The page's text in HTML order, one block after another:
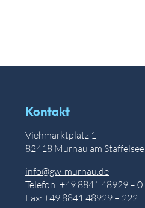
Kontakt
Viehmarktplatz 1
82418 Murnau am Staffelsee
info@gw-murnau.de
Telefon: +49 8841 48929 – 0
Fax: +49 8841 48929 – 222